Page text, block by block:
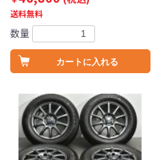
送料無料
数量
カートに入れる